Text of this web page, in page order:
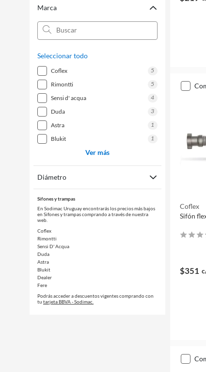
Marca
Seleccionar todo
coflex
5
rimontti
5
sensi d' acqua
4
duda
3
astra
1
blukit
1
Ver más
Diámetro
Sifones y trampas
En Sodimac Uruguay encontrarás los precios más bajos
en Sifones y trampas comprando a través de nuestra
web.
Coflex
Rimontti
Sensi D' Acqua
Duda
Astra
Blukit
Dealer
Fere
Podrás acceder a descuentos vigentes comprando con
tu tarjeta BBVA - Sodimac.
Coflex
Sifón
$351